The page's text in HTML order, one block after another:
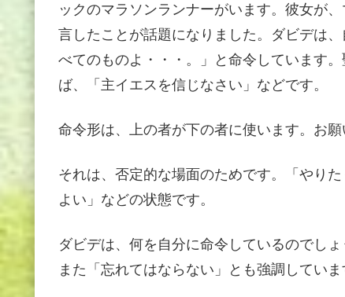
ックのマラソンランナーがいます。彼女が
言したことが話題になりました。ダビデは
べてのものよ・・・。」と命令しています
ば、「主イエスを信じなさい」などです。
命令形は、上の者が下の者に使います。お願
それは、否定的な場面のためです。「やり
よい」などの状態です。
ダビデは、何を自分に命令しているのでし
また「忘れてはならない」とも強調してい